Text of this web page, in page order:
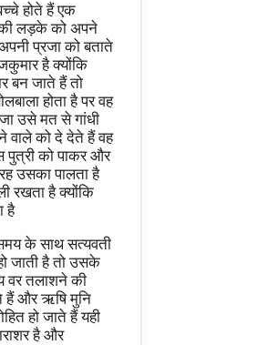
होते हैं एक
लड़के को अपने
प्रजा को बताते
है क्योंकि
बन जाते हैं तो
होता है पर वह
उसे मत से गांधी
वाले को दे देते हैं वह
पुत्री को पाकर और
उसका पालता है
रखता है क्योंकि
है
के साथ सत्यवती
जाती है तो उसके
वर तलाशने की
हैं और ऋषि मुनि
हो जाते हैं यही
है और